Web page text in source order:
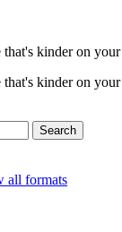
kinder on your
kinder on
Search
all formats